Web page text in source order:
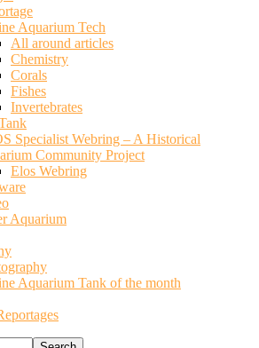
Aquarium Tech
All around articles
Chemistry
Corals
Fishes
Invertebrates
Specialist Webring – A Historical
Community Project
Elos Webring
Aquarium
Aquarium Tank of the month